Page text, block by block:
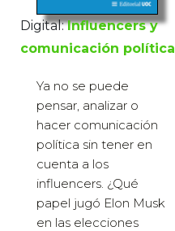
Digital: Influencers y
comunicación política
Ya no se puede
pensar, analizar o
hacer comunicación
política sin tener en
cuenta a los
influencers. ¿Qué
papel jugó Elon Musk
en las elecciones